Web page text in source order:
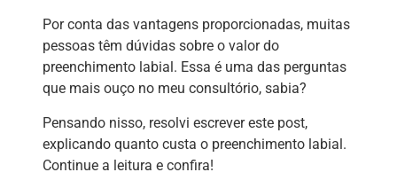
Por conta das vantagens proporcionadas, muitas
pessoas têm dúvidas sobre o valor do
preenchimento labial. Essa é uma das perguntas
que mais ouço no meu consultório, sabia?
Pensando nisso, resolvi escrever este post,
explicando quanto custa o preenchimento labial.
Continue a leitura e confira!